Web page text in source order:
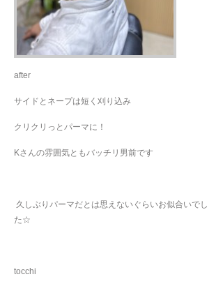
after
サイドとネープは短く刈り込み
クリクリっとパーマに！
Kさんの雰囲気ともバッチリ男前です
久しぶりパーマだとは思えないぐらいお似合いでし
た☆
tocchi